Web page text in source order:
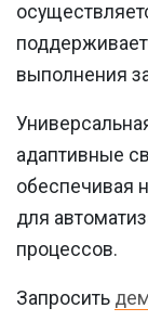
выполнения
адаптивные
обеспечивая
для
процессов.
Запросить